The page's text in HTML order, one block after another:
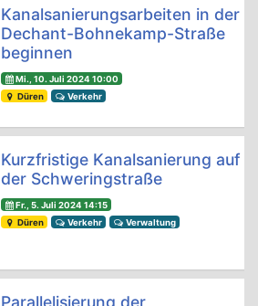
Kanalsanierungsarbeiten in der
Dechant-Bohnekamp-Straße
beginnen
Mi., 10. Juli 2024 10:00
Düren
Verkehr
Kurzfristige Kanalsanierung auf
der Schweringstraße
Fr., 5. Juli 2024 14:15
Düren
Verkehr Verwaltung
Parallelisierung der